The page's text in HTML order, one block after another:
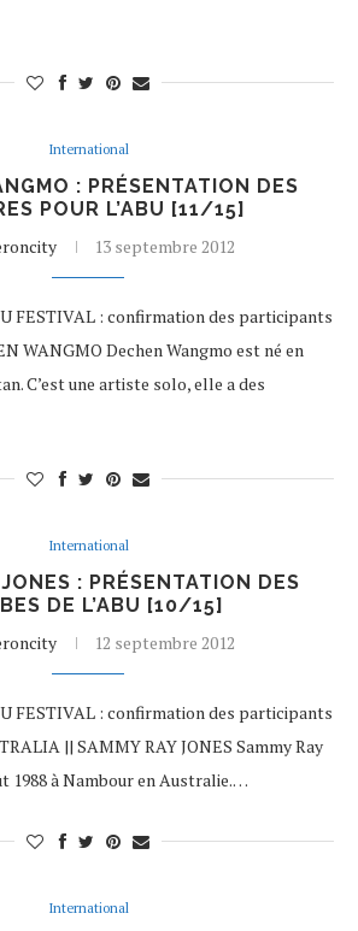
International
: PRÉSENTATION DES
POUR L’ABU [11/15]
13 septembre 2012
FESTIVAL : confirmation des participants
WANGMO Dechen Wangmo est né en
C’est une artiste solo, elle a des
International
: PRÉSENTATION DES
DE L’ABU [10/15]
12 septembre 2012
FESTIVAL : confirmation des participants
|| SAMMY RAY JONES Sammy Ray
1988 à Nambour en Australie.…
International